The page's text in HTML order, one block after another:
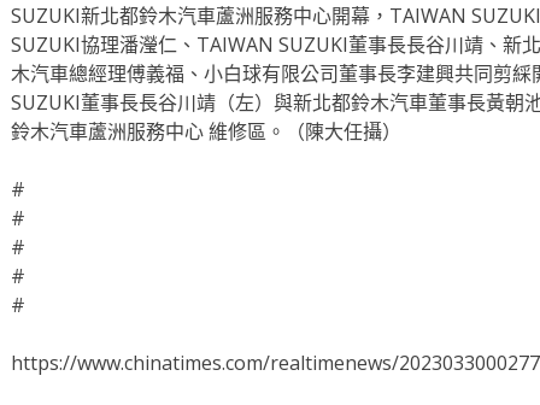
SUZUKI新北都鈴木汽車蘆洲服務中心開幕，TAIWAN
SUZUKI協理潘瀅仁、TAIWAN SUZUKI董事長長谷川靖、新
木汽車總經理傅義福、小白球有限公司董事長李建興共同剪
SUZUKI董事長長谷川靖（左）與新北都鈴木汽車董事長黃朝
鈴木汽車蘆洲服務中心 維修區。（陳大任攝）
#
#
#
#
#
https://www.chinatimes.com/realtimenews/